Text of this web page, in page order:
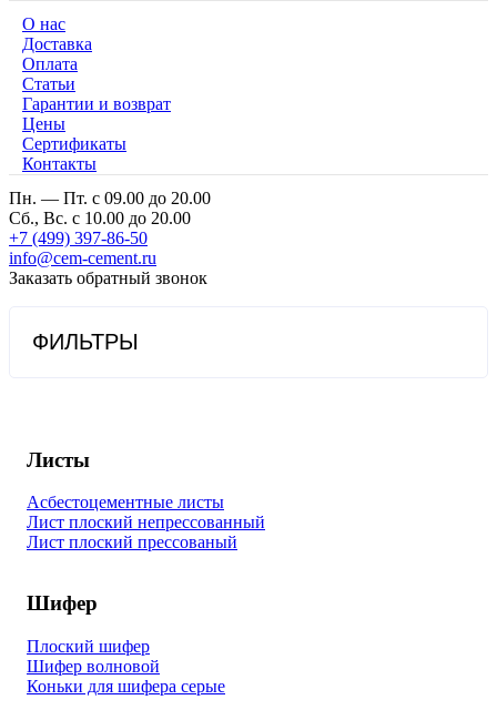
О нас
Доставка
Оплата
Cтатьи
Гарантии и возврат
Цены
Сертификаты
Контакты
Пн. — Пт. с 09.00 до 20.00
Сб., Вс. с 10.00 до 20.00
+7 (499) 397-86-50
info@cem-cement.ru
Заказать обратный звонок
ФИЛЬТРЫ
Листы
Асбестоцементные листы
Лист плоский непрессованный
Лист плоский прессованый
Шифер
Плоский шифер
Шифер волновой
Коньки для шифера серые